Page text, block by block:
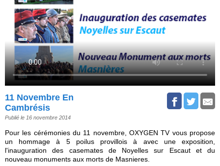
11 Novembre En
Cambrésis
Publié le 16 novembre 2014
Pour les cérémonies du 11 novembre, OXYGEN TV vous propose
un hommage à 5 poilus provillois à avec une exposition,
l'inauguration des casemates de Noyelles sur Escaut et du
nouveau monuments aux morts de Masnieres.